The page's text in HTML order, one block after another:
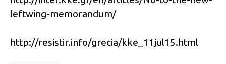
leftwing-memorandum/
http://resistir.info/grecia/kke_11jul15.html